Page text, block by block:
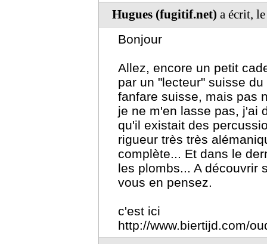
Hugues (fugitif.net) a écrit,
Bonjour
Allez, encore un petit
par un "lecteur" suisse
fanfare suisse, mais pas
je ne m'en lasse pas, j'ai
qu'il existait des
rigueur très très
complète... Et dans le
les plombs... A découvrir
vous en pensez.
c'est ici
http://www.biertijd.com/